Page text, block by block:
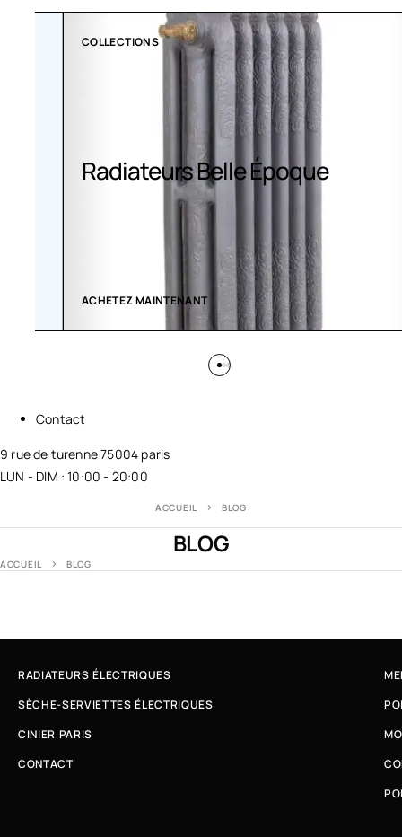
COLLECTIONS
Radiateurs Belle Époque
ACHETEZ MAINTENANT
Contact
9 rue de turenne 75004 paris
LUN - DIM : 10:00 - 20:00
ACCUEIL BLOG
BLOG
ACCUEIL BLOG
RADIATEURS ÉLECTRIQUES
SÈCHE-SERVIETTES ÉLECTRIQUES
CINIER PARIS
CONTACT